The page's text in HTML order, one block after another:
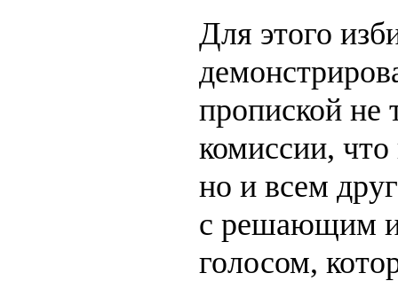
Для этого
пропиской не
комиссии,
но и всем
с решающим
голосом,